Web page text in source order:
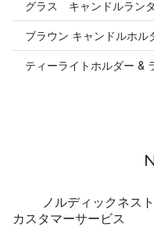
グラス キャンドルラン
ブラウン キャンドルホル
ティーライトホルダー &
ノルディックネス
カスタマーサービス